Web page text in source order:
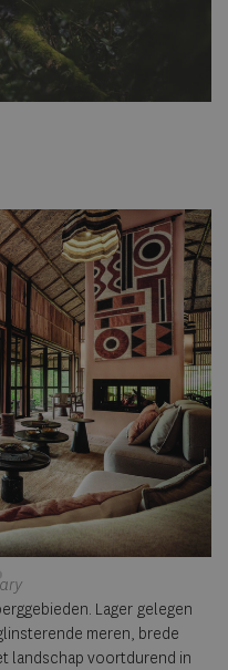
Lager gelegen
meren, brede
landschap voortdurend in